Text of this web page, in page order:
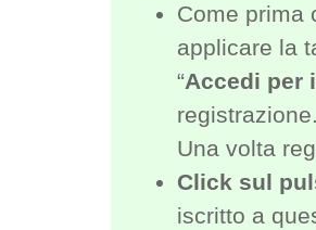
Come prima
applicare la
“Accedi per
registrazione.
Una volta
Click sul
iscritto a